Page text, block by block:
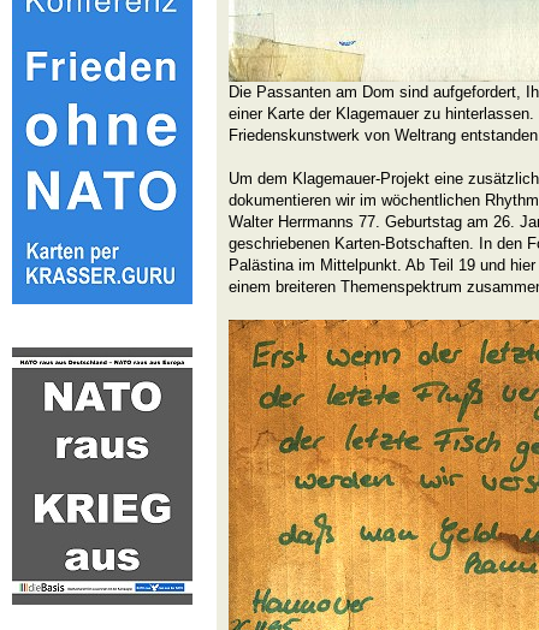
Die Passanten am Dom sind aufgefordert,
einer Karte der Klagemauer zu
Friedenskunstwerk von Weltrang
Um dem Klagemauer-Projekt eine
dokumentieren wir im wöchentlichen
Walter Herrmanns 77. Geburtstag am 26.
geschriebenen Karten-Botschaften. In den
Palästina im Mittelpunkt. Ab Teil 19 und
einem breiteren Themenspektrum